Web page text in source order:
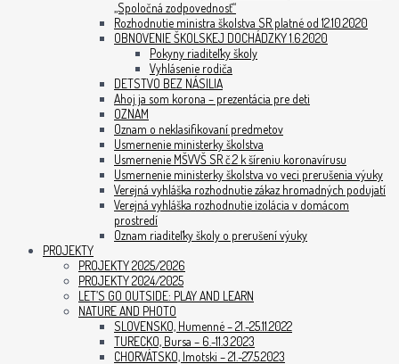
„Spoločná zodpovednosť“
Rozhodnutie ministra školstva SR platné od 12.10.2020
OBNOVENIE ŠKOLSKEJ DOCHÁDZKY 1.6.2020
Pokyny riaditeľky školy
Vyhlásenie rodiča
DETSTVO BEZ NÁSILIA
Ahoj ja som korona – prezentácia pre deti
OZNAM
Oznam o neklasifikovaní predmetov
Usmernenie ministerky školstva
Usmernenie MŠVVŠ SR č.2 k šíreniu koronavírusu
Usmernenie ministerky školstva vo veci prerušenia výuky
Verejná vyhláška rozhodnutie zákaz hromadných podujatí
Verejná vyhláška rozhodnutie izolácia v domácom
prostredí
Oznam riaditeľky školy o prerušení výuky
PROJEKTY
PROJEKTY 2025/2026
PROJEKTY 2024/2025
LET’S GO OUTSIDE: PLAY AND LEARN
NATURE AND PHOTO
SLOVENSKO, Humenné – 21.-25.11.2022
TURECKO, Bursa – 6.-11.3.2023
CHORVÁTSKO, Imotski – 21.-27.5.2023